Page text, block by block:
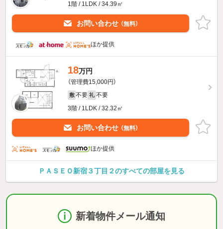
1階 / 1LDK / 34.39㎡
お問い合わせ （無料）
ほか提供
18万円
（管理費15,000円）
敷 不要 礼 不要
3階 / 1LDK / 32.32㎡
お問い合わせ （無料）
ほか提供
ＰＡＳＥＯ新宿３丁目２のすべての部屋を見る
新着物件メール通知